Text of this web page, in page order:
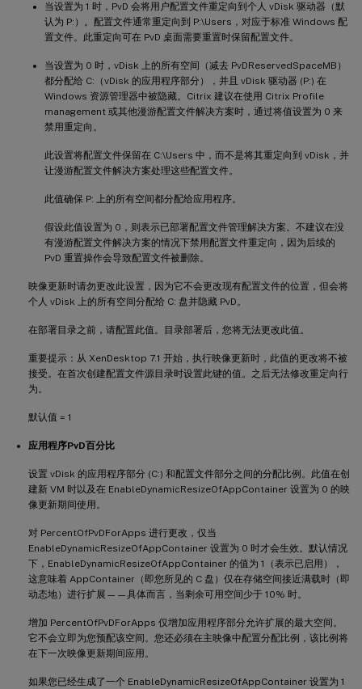
当设置为 1 时，PvD 会将用户配置文件重定向到个人 vDisk 驱动器（默
认为 P:）。配置文件通常重定向到 P:\Users，对应于标准 Windows 配
置文件。此重定向可在 PvD 桌面需要重置时保留配置文件。
当设置为 0 时，vDisk 上的所有空间（减去 PvDReservedSpaceMB）
都分配给 C:（vDisk 的应用程序部分），并且 vDisk 驱动器 (P:) 在
Windows 资源管理器中被隐藏。Citrix 建议在使用 Citrix Profile
management 或其他漫游配置文件解决方案时，通过将值设置为 0 来
禁用重定向。
此设置将配置文件保留在 C:\Users 中，而不是将其重定向到 vDisk，并
让漫游配置文件解决方案处理这些配置文件。
此值确保 P: 上的所有空间都分配给应用程序。
假设此值设置为 0，则表示已部署配置文件管理解决方案。不建议在没
有漫游配置文件解决方案的情况下禁用配置文件重定向，因为后续的
PvD 重置操作会导致配置文件被删除。
映像更新时请勿更改此设置，因为它不会更改现有配置文件的位置，但会将
个人 vDisk 上的所有空间分配给 C: 盘并隐藏 PvD。
在部署目录之前，请配置此值。目录部署后，您将无法更改此值。
重要提示：从 XenDesktop 7.1 开始，执行映像更新时，此值的更改将不被
接受。在首次创建配置文件源目录时设置此键的值。之后无法修改重定向行
为。
默认值 = 1
应用程序PvD百分比
设置 vDisk 的应用程序部分 (C:) 和配置文件部分之间的分配比例。此值在创
建新 VM 时以及在 EnableDynamicResizeOfAppContainer 设置为 0 的映
像更新期间使用。
对 PercentOfPvDForApps 进行更改，仅当
EnableDynamicResizeOfAppContainer 设置为 0 时才会生效。默认情况
下，EnableDynamicResizeOfAppContainer 的值为 1（表示已启用），
这意味着 AppContainer（即您所见的 C 盘）仅在存储空间接近满载时（即
动态地）进行扩展——具体而言，当剩余可用空间少于 10% 时。
增加 PercentOfPvDForApps 仅增加应用程序部分允许扩展的最大空间。
它不会立即为您预配该空间。您还必须在主映像中配置分配比例，该比例将
在下一次映像更新期间应用。
如果您已经生成了一个 EnableDynamicResizeOfAppContainer 设置为 1